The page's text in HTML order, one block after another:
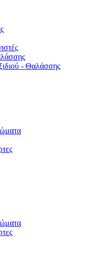
- Θαλάσσης